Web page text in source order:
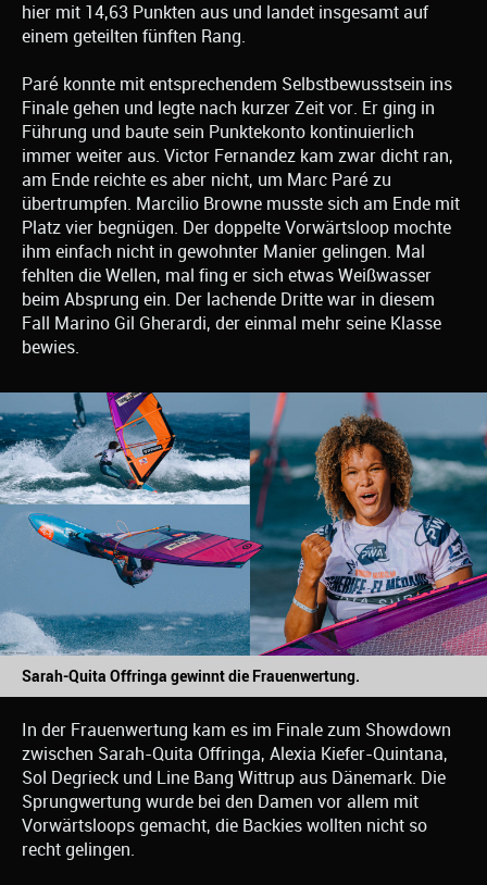
hier mit 14,63 Punkten aus und landet insgesamt auf
einem geteilten fünften Rang.
Paré konnte mit entsprechendem Selbstbewusstsein ins
Finale gehen und legte nach kurzer Zeit vor. Er ging in
Führung und baute sein Punktekonto kontinuierlich
immer weiter aus. Victor Fernandez kam zwar dicht ran,
am Ende reichte es aber nicht, um Marc Paré zu
übertrumpfen. Marcilio Browne musste sich am Ende mit
Platz vier begnügen. Der doppelte Vorwärtsloop mochte
ihm einfach nicht in gewohnter Manier gelingen. Mal
fehlten die Wellen, mal fing er sich etwas Weißwasser
beim Absprung ein. Der lachende Dritte war in diesem
Fall Marino Gil Gherardi, der einmal mehr seine Klasse
bewies.
Sarah-Quita Offringa gewinnt die Frauenwertung.
In der Frauenwertung kam es im Finale zum Showdown
zwischen Sarah-Quita Offringa, Alexia Kiefer-Quintana,
Sol Degrieck und Line Bang Wittrup aus Dänemark. Die
Sprungwertung wurde bei den Damen vor allem mit
Vorwärtsloops gemacht, die Backies wollten nicht so
recht gelingen.